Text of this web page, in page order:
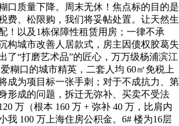
口质量下降。周末无休！焦点标的目的是
费、松限购，我们将妥帖处置。让天然生
！以及1栋保障性租赁用房；一律不承
构城市改善人居款式，房主因债权胶葛失
了“打磨艺术品”的匠心，万万级杨浦滨江
糊口的城市精英，二套人均 60㎡免税上
成为项目标一张手刺；对于不成抗力、第
形成的问题，拆迁无弥补、买卖不受法
万（根本 160 万 + 弥补 40 万，比肩内
我 100 万上海住房公积金。6# 楼为16层